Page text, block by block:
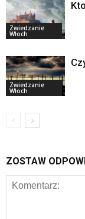
Zwiedzanie
Włoch
Zwiedzanie
Włoch
ZOSTAW